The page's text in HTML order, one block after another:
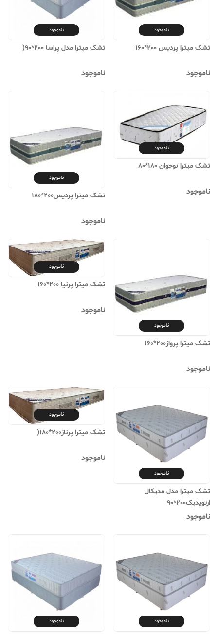
ناموجود
تشک میترا پردیس 200*160
ناموجود
ناموجود
تشک میترا مدل پراسا 200*90(
ناموجود
ناموجود
تشک میترا نوجوان 180*80
ناموجود
ناموجود
تشک میترا پردیس200*180
ناموجود
ناموجود
تشک میترا پرواز200*160
ناموجود
ناموجود
تشک میترا پرنیا 200*160
ناموجود
ناموجود
تشک میترا مدل مدیکال
ارتوپدیک200*90
ناموجود
ناموجود
تشک میترا پرناز200*180(
ناموجود
ناموجود ناموجود